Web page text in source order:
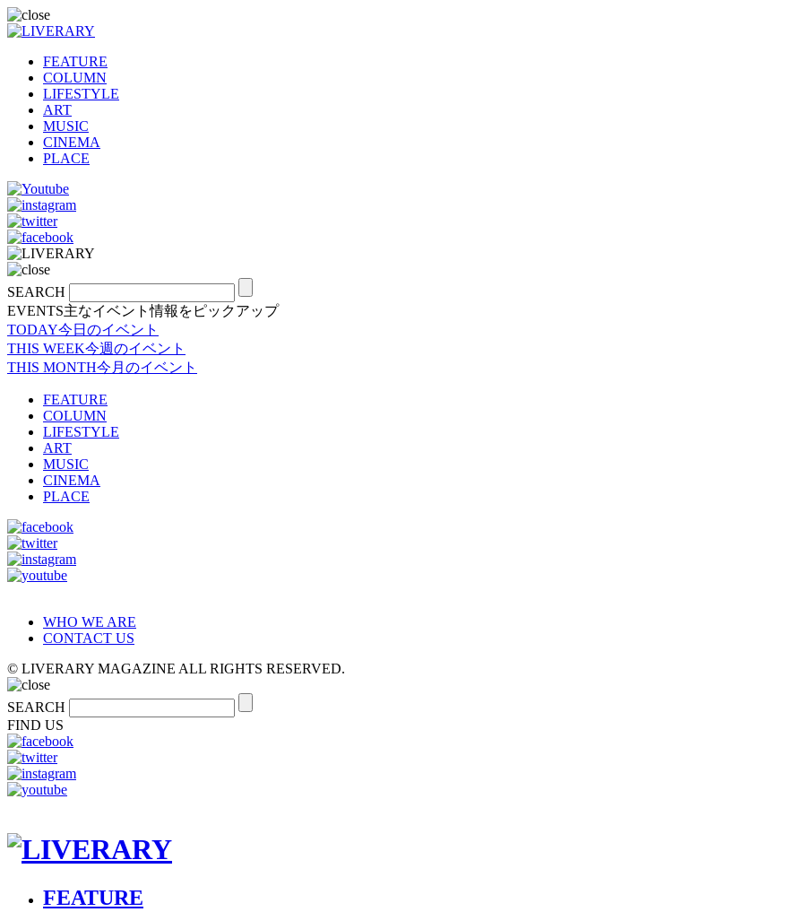
FEATURE
COLUMN
LIFESTYLE
ART
MUSIC
CINEMA
PLACE
SEARCH
EVENTS主なイベント情報をピックアップ
TODAY今日のイベント
THIS WEEK今週のイベント
THIS MONTH今月のイベント
FEATURE
COLUMN
LIFESTYLE
ART
MUSIC
CINEMA
PLACE
WHO WE ARE
CONTACT US
© LIVERARY MAGAZINE ALL RIGHTS RESERVED.
SEARCH
FIND US
FEATURE